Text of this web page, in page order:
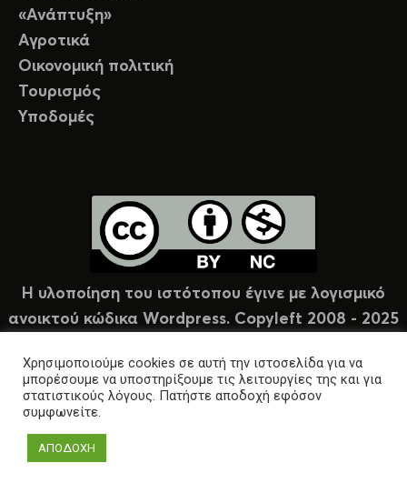
«Ανάπτυξη»
Αγροτικά
Οικονομική πολιτική
Τουρισμός
Υποδομές
Η υλοποίηση του ιστότοπου έγινε με λογισμικό
ανοικτού κώδικα Wordpress. Copyleft 2008 - 2025
Χρησιμοποιούμε cookies σε αυτή την ιστοσελίδα για να
μπορέσουμε να υποστηρίξουμε τις λειτουργίες της και για
στατιστικούς λόγους. Πατήστε αποδοχή εφόσον
συμφωνείτε.
ΑΠΟΔΟΧΗ